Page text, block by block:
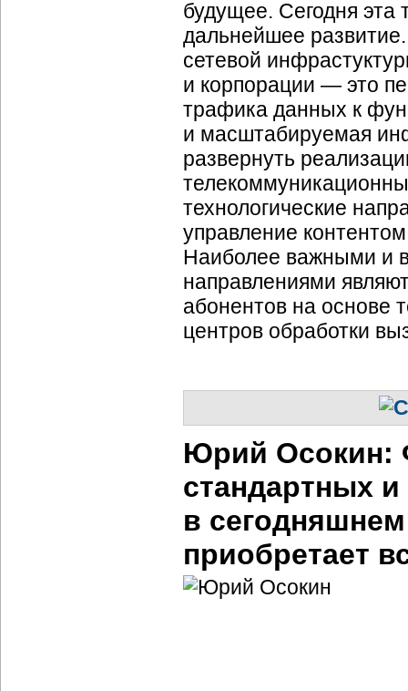
будущее. Сегодня эта
дальнейшее
сетевой
и корпорации — это
трафика данных к
и масштабируемая
развернуть
технологические
управление
Наиболее важными и
направлениями
абонентов на основе
центров обработки
Юрий Осокин:
стандартных
в
приобретает